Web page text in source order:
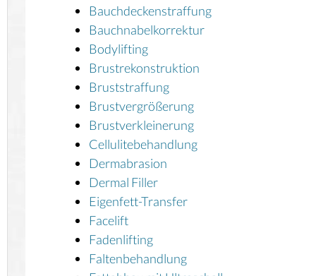
Bauchdeckenstraffung
Bauchnabelkorrektur
Bodylifting
Brustrekonstruktion
Bruststraffung
Brustvergrößerung
Brustverkleinerung
Cellulitebehandlung
Dermabrasion
Dermal Filler
Eigenfett-Transfer
Facelift
Fadenlifting
Faltenbehandlung